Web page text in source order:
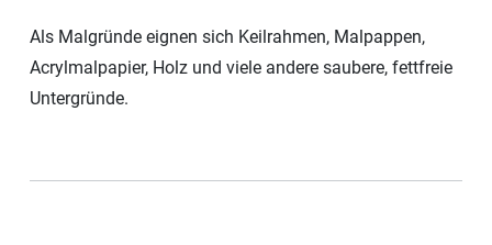
Als Malgründe eignen sich Keilrahmen, Malpappen,
Acrylmalpapier, Holz und viele andere saubere, fettfreie
Untergründe.